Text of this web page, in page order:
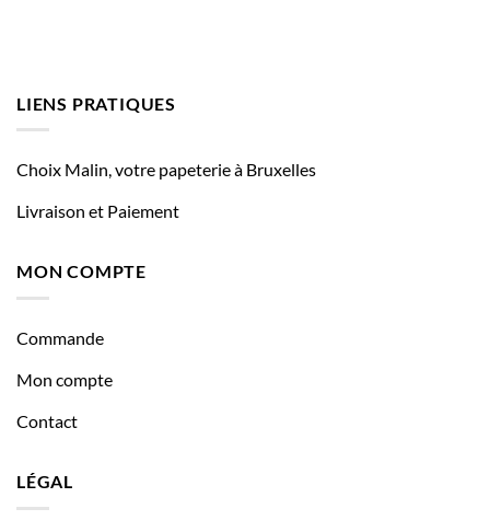
LIENS PRATIQUES
Choix Malin, votre papeterie à Bruxelles
Livraison et Paiement
MON COMPTE
Commande
Mon compte
Contact
LÉGAL